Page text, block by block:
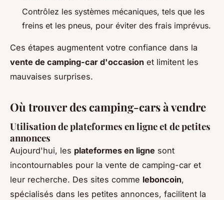
Contrôlez les systèmes mécaniques, tels que les
freins et les pneus, pour éviter des frais imprévus.
Ces étapes augmentent votre confiance dans la
vente de camping-car d'occasion et limitent les
mauvaises surprises.
Où trouver des camping-cars à vendre
Utilisation de plateformes en ligne et de petites
annonces
Aujourd'hui, les plateformes en ligne sont
incontournables pour la vente de camping-car et
leur recherche. Des sites comme leboncoin,
spécialisés dans les petites annonces, facilitent la